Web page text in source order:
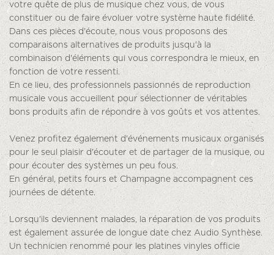
votre quête de plus de musique chez vous, de vous
constituer ou de faire évoluer votre système haute fidélité.
Dans ces pièces d'écoute, nous vous proposons des
comparaisons alternatives de produits jusqu'à la
combinaison d'éléments qui vous correspondra le mieux, en
fonction de votre ressenti.
En ce lieu, des professionnels passionnés de reproduction
musicale vous accueillent pour sélectionner de véritables
bons produits afin de répondre à vos goûts et vos attentes.
Venez profitez également d'événements musicaux organisés
pour le seul plaisir d'écouter et de partager de la musique, ou
pour écouter des systèmes un peu fous.
En général, petits fours et Champagne accompagnent ces
journées de détente.
Lorsqu'ils deviennent malades, la réparation de vos produits
est également assurée de longue date chez Audio Synthèse.
Un technicien renommé pour les platines vinyles officie